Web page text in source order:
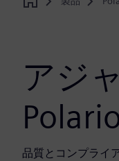
Home
アジ
品質とコンプライ